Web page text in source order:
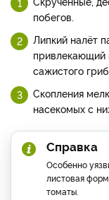
побегов.
Липкий налёт
привлекающий
сажистого
Скопления
насекомых с
Справка
Особенно
листовая
томаты.